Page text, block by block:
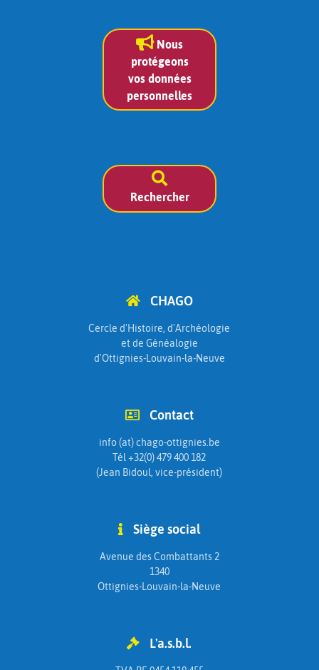
Nous
protégeons
vos données
personnelles
Rechercher
CHAGO
Cercle d'Histoire, d'Archéologie
et de Généalogie
d'Ottignies-Louvain-la-Neuve
Contact
info (at) chago-ottignies.be
Tél +32(0) 479 400 182
(Jean Bidoul, vice-président)
Siège social
Avenue des Combattants 2
1340
Ottignies-Louvain-la-Neuve
L'a.s.b.l.